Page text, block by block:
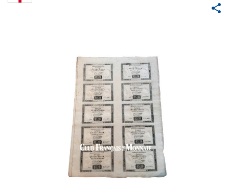
share